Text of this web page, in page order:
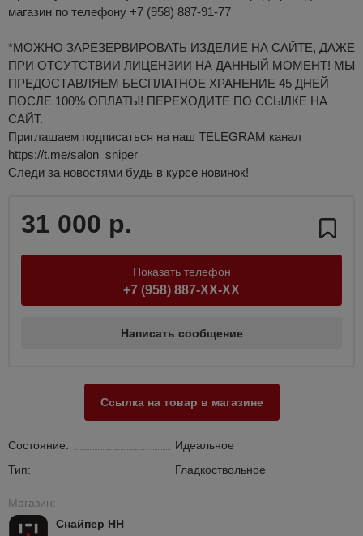
магазин по телефону +7 (958) 887-91-77
*МОЖНО ЗАРЕЗЕРВИРОВАТЬ ИЗДЕЛИЕ НА САЙТЕ, ДАЖЕ
ПРИ ОТСУТСТВИИ ЛИЦЕНЗИИ НА ДАННЫЙ МОМЕНТ! МЫ
ПРЕДОСТАВЛЯЕМ БЕСПЛАТНОЕ ХРАНЕНИЕ 45 ДНЕЙ
ПОСЛЕ 100% ОПЛАТЫ! ПЕРЕХОДИТЕ ПО ССЫЛКЕ НА
САЙТ.
Приглашаем подписаться на наш TELEGRAM канал
https://t.me/salon_sniper
Следи за новостями будь в курсе новинок!
31 000 р.
Показать телефон
+7 (958) 887-XX-XX
Написать сообщение
Ссылка на товар в магазине
Состояние:
Идеальное
Тип:
Гладкоствольное
Магазин:
Снайпер НН